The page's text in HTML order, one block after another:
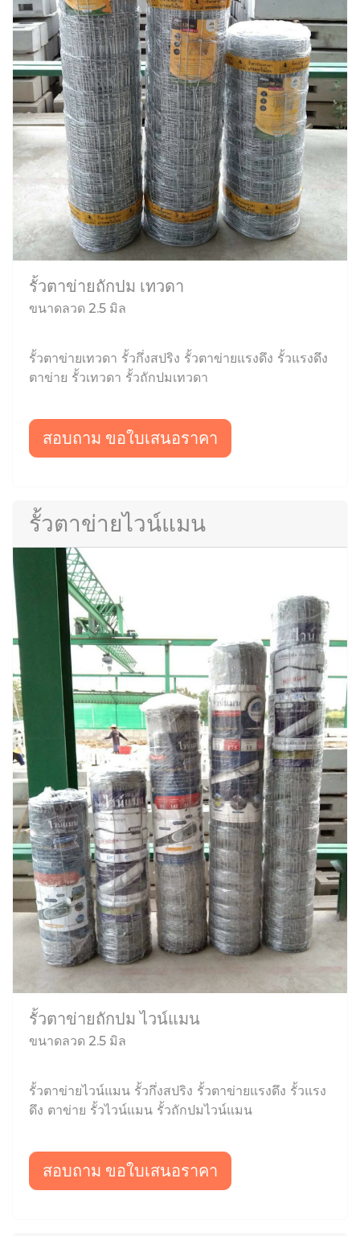
รั้วตาข่ายถักปม เทวดา
ขนาดลวด 2.5 มิล
รั้วตาข่ายเทวดา รั้วกึ่งสปริง รั้วตาข่ายแรงดึง รั้วแรงดึง
ตาข่าย รั้วเทวดา รั้วถักปมเทวดา
สอบถาม ขอใบเสนอราคา
รั้วตาข่ายไวน์แมน
รั้วตาข่ายถักปม ไวน์แมน
ขนาดลวด 2.5 มิล
รั้วตาข่ายไวน์แมน รั้วกึ่งสปริง รั้วตาข่ายแรงดึง รั้วแรง
ดึง ตาข่าย รั้วไวน์แมน รั้วถักปมไวน์แมน
สอบถาม ขอใบเสนอราคา